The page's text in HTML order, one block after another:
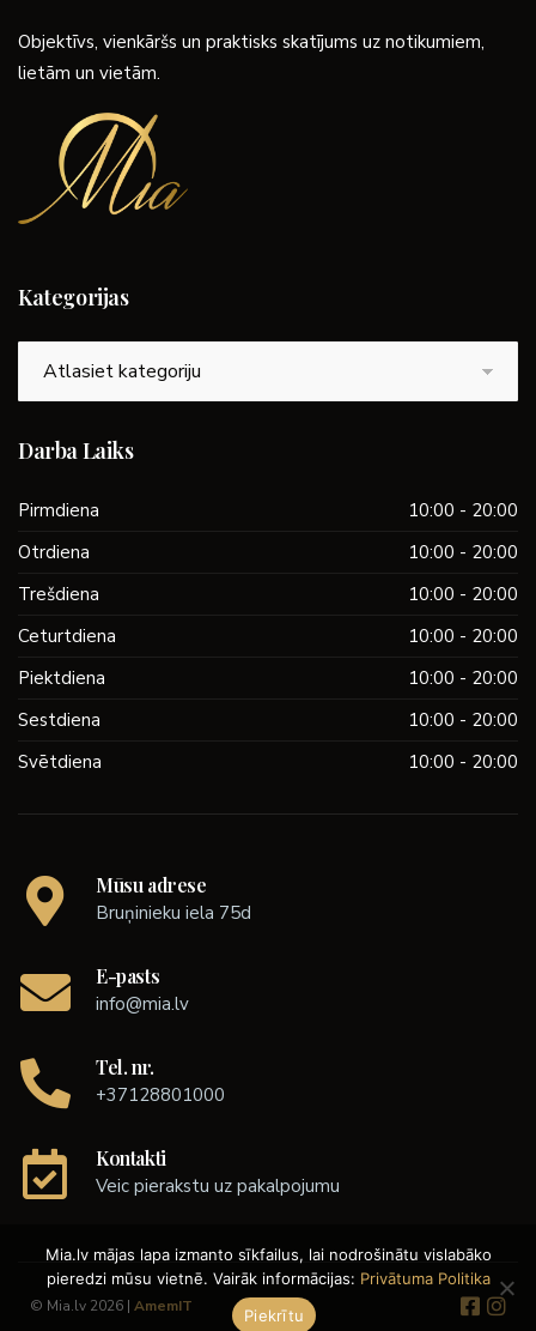
Objektīvs, vienkāršs un praktisks skatījums uz notikumiem,
lietām un vietām.
Kategorijas
Darba Laiks
Pirmdiena
10:00 - 20:00
Otrdiena
10:00 - 20:00
Trešdiena
10:00 - 20:00
Ceturtdiena
10:00 - 20:00
Piektdiena
10:00 - 20:00
Sestdiena
10:00 - 20:00
Svētdiena
10:00 - 20:00
Mūsu adrese
Bruņinieku iela 75d
E-pasts
info@mia.lv
Tel. nr.
+37128801000
Kontakti
Veic pierakstu uz pakalpojumu
© Mia.lv 2026 | AmemIT
Mia.lv mājas lapa izmanto sīkfailus, lai nodrošinātu vislabāko
pieredzi mūsu vietnē. Vairāk informācijas: Privātuma Politika
Piekrītu